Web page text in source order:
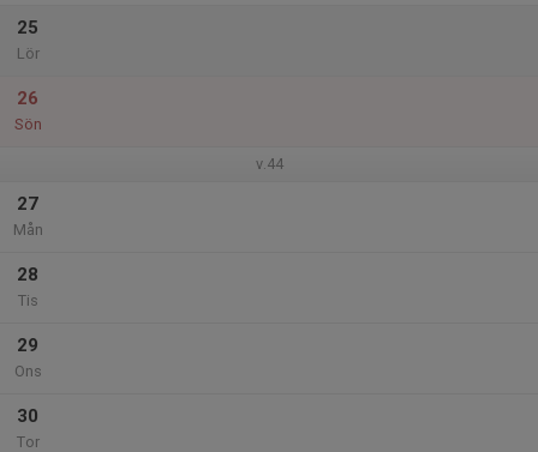
25
Lör
26
Sön
v.44
27
Mån
28
Tis
29
Ons
30
Tor